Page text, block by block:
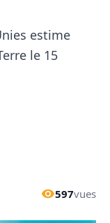
estime
le 15
597vues